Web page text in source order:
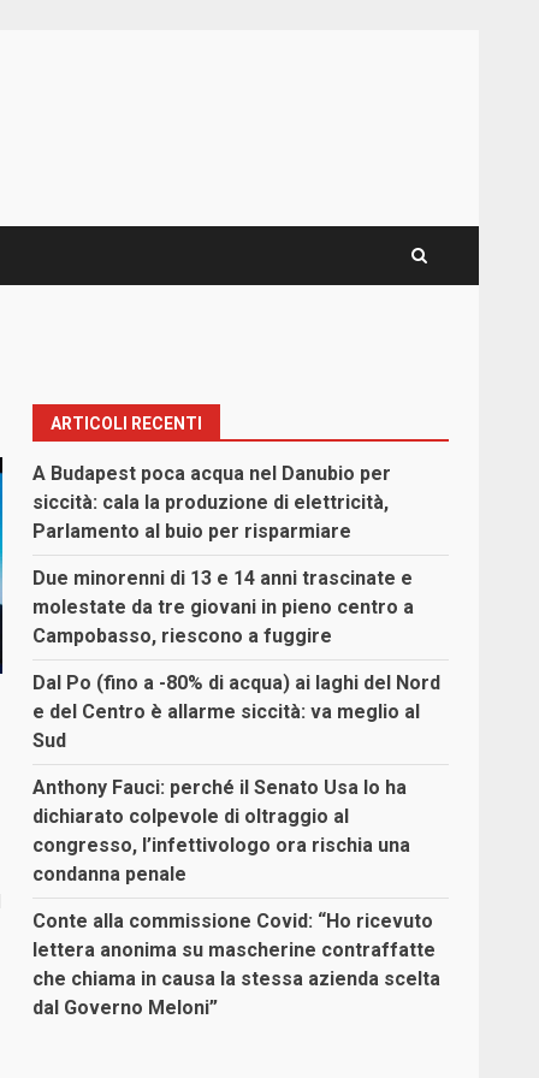
ARTICOLI RECENTI
A Budapest poca acqua nel Danubio per
siccità: cala la produzione di elettricità,
Parlamento al buio per risparmiare
Due minorenni di 13 e 14 anni trascinate e
molestate da tre giovani in pieno centro a
Campobasso, riescono a fuggire
Dal Po (fino a -80% di acqua) ai laghi del Nord
e del Centro è allarme siccità: va meglio al
Sud
Anthony Fauci: perché il Senato Usa lo ha
dichiarato colpevole di oltraggio al
congresso, l’infettivologo ora rischia una
condanna penale
Conte alla commissione Covid: “Ho ricevuto
lettera anonima su mascherine contraffatte
che chiama in causa la stessa azienda scelta
dal Governo Meloni”